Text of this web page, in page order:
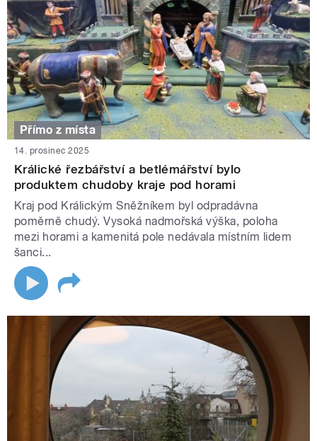
Přímo z místa
14. prosinec 2025
Králické řezbářství a betlémářství bylo
produktem chudoby kraje pod horami
Kraj pod Králickým Sněžníkem byl odpradávna
poměrně chudý. Vysoká nadmořská výška, poloha
mezi horami a kamenitá pole nedávala místním lidem
šanci...